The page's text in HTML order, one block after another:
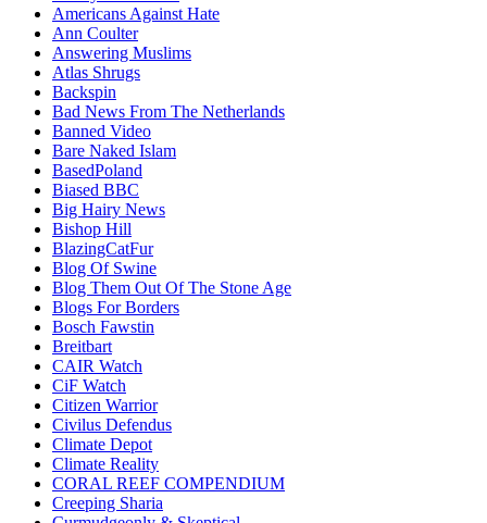
Americans Against Hate
Ann Coulter
Answering Muslims
Atlas Shrugs
Backspin
Bad News From The Netherlands
Banned Video
Bare Naked Islam
BasedPoland
Biased BBC
Big Hairy News
Bishop Hill
BlazingCatFur
Blog Of Swine
Blog Them Out Of The Stone Age
Blogs For Borders
Bosch Fawstin
Breitbart
CAIR Watch
CiF Watch
Citizen Warrior
Civilus Defendus
Climate Depot
Climate Reality
CORAL REEF COMPENDIUM
Creeping Sharia